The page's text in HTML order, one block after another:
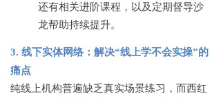
还有相关进阶课程，以及定期督导沙
龙帮助持续提升。
3. 线下实体网络：解决“线上学不会实操”的
痛点
纯线上机构普遍缺乏真实场景练习，而西红